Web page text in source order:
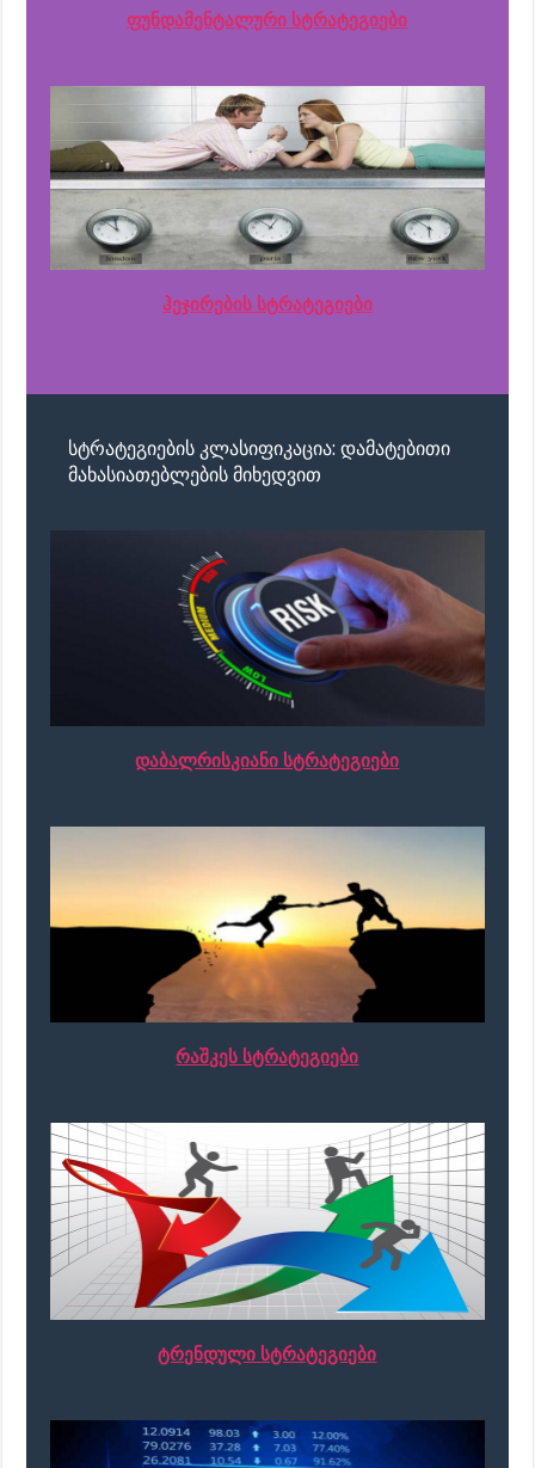
ფუნდამენტალური სტრატეგიები
ჰეჯირების სტრატეგიები
სტრატეგიების კლასიფიკაცია: დამატებითი
მახასიათებლების მიხედვით
დაბალრისკიანი სტრატეგიები
რაშკეს სტრატეგიები
ტრენდული სტრატეგიები